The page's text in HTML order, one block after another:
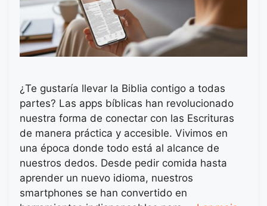
¿Te gustaría llevar la Biblia contigo a todas
partes? Las apps bíblicas han revolucionado
nuestra forma de conectar con las Escrituras
de manera práctica y accesible. Vivimos en
una época donde todo está al alcance de
nuestros dedos. Desde pedir comida hasta
aprender un nuevo idioma, nuestros
smartphones se han convertido en